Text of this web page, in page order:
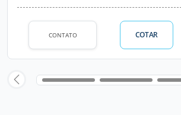
CONTATO COTAR